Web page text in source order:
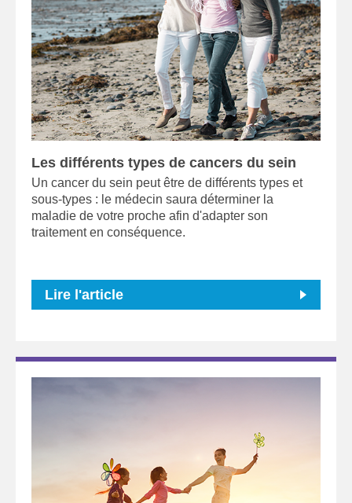
Les différents types de cancers du sein
Un cancer du sein peut être de différents types et
sous-types : le médecin saura déterminer la
maladie de votre proche afin d'adapter son
traitement en conséquence.
Lire l'article